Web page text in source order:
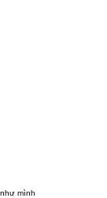
mình